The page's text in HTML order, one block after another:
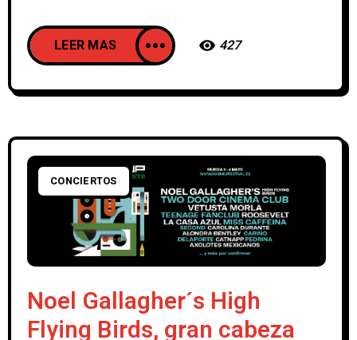
LEER MAS 427
CONCIERTOS
Noel Gallagher´s High
Flying Birds, gran cabeza